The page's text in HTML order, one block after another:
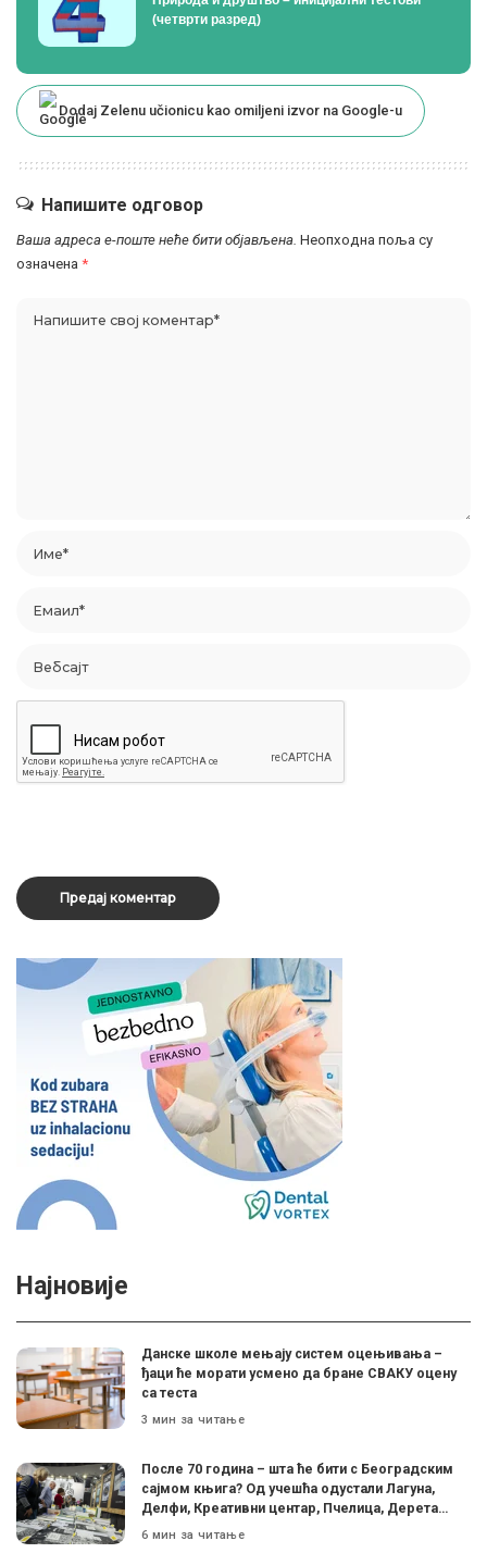
(четврти разред)
Dodaj Zelenu učionicu kao omiljeni izvor na Google-u
Напишите одговор
Ваша адреса е-поште неће бити објављена. Неопходна поља су
означена *
Најновије
Данске школе мењају систем оцењивања –
ђаци ће морати усмено да бране СВАКУ оцену
са теста
3 мин за читање
После 70 година – шта ће бити с Београдским
сајмом књига? Од учешћа одустали Лагуна,
Делфи, Креативни центар, Пчелица, Дерета…
6 мин за читање